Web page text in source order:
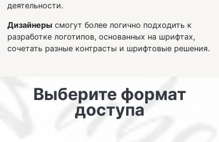
деятельности.
Дизайнеры смогут более логично подходить к
разработке логотипов, основанных на шрифтах,
сочетать разные контрасты и шрифтовые решения.
Выберите формат
доступа